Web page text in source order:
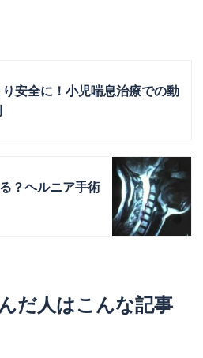
安全に！小児喘息治療での動
？ヘルニア手術
だ人はこんな記事